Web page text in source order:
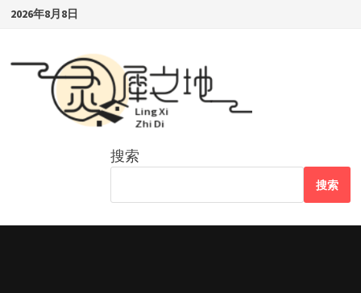
Skip2026年8月8日
搜索
搜索